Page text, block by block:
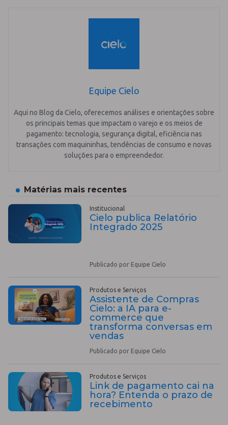
Equipe Cielo
Aqui no Blog da Cielo, oferecemos análises e orientações sobre
os principais temas que impactam o varejo e os meios de
pagamento: tecnologia, segurança digital, eficiência nas
transações com maquininhas, tendências de consumo e novas
soluções para o empreendedor.
Matérias mais recentes
Institucional
Cielo publica Relatório
Integrado 2025
Publicado por Equipe Cielo
Produtos e Serviços
Assistente de Compras
Cielo: a IA para e-
commerce que
transforma conversas em
vendas
Publicado por Equipe Cielo
Produtos e Serviços
Link de pagamento cai na
hora? Entenda o prazo de
recebimento